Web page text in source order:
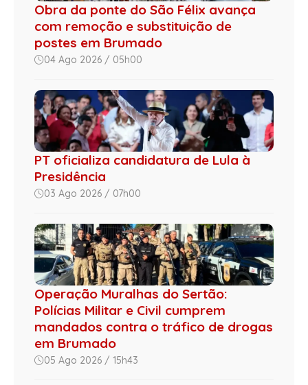
Obra da ponte do São Félix avança
com remoção e substituição de
postes em Brumado
04 Ago 2026 / 05h00
PT oficializa candidatura de Lula à
Presidência
03 Ago 2026 / 07h00
Operação Muralhas do Sertão:
Polícias Militar e Civil cumprem
mandados contra o tráfico de drogas
em Brumado
05 Ago 2026 / 15h43